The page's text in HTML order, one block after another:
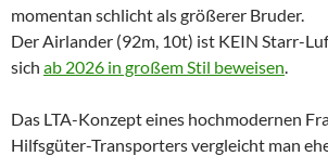
momentan schlicht als größerer Bruder.
Der Airlander (92m, 10t) ist KEIN Starr-
sich ab 2026 in großem Stil beweisen.
Das LTA-Konzept eines hochmodernen
Hilfsgüter-Transporters vergleicht man